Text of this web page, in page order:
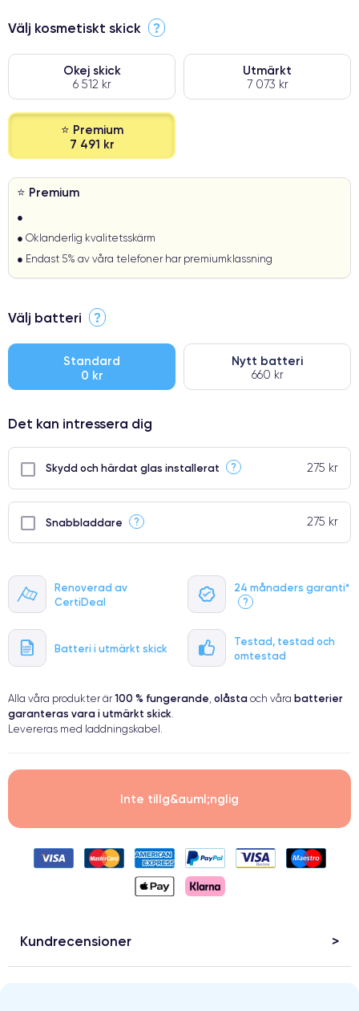
Renoverad av
CertiDeal
24 månaders garanti*
?
Batteri i utmärkt skick
Testad, testad och
omtestad
Välj kosmetiskt skick ?
Okej skick
6 512 kr
Utmärkt
7 073 kr
⭐ Premium
7 491 kr
⭐ Premium
●
● Oklanderlig kvalitetsskärm
● Endast 5% av våra telefoner har premiumklassning
Välj batteri ?
Standard
0 kr
Nytt batteri
660 kr
Det kan intressera dig
Skydd och härdat glas installerat ? 275 kr
Snabbladdare ? 275 kr
Alla våra produkter är 100 % fungerande, olåsta och våra batterier
garanteras vara i utmärkt skick.
Levereras med laddningskabel.
Inte tillg&auml;nglig
Kundrecensioner